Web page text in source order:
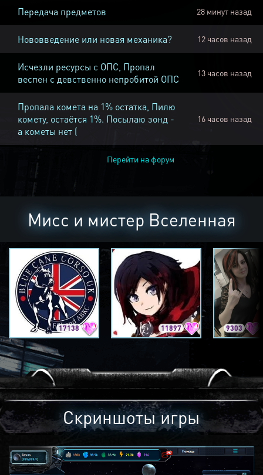
Передача предметов 28 минут назад
Нововведение или новая механика? 12 часов назад
Исчезли ресурсы с ОПС, Пропал
веспен с девственно непробитой ОПС
13 часов назад
Пропала комета на 1% остатка, Пилю
комету, остаётся 1%. Посылаю зонд -
а кометы нет (
16 часов назад
Перейти на форум
Мисс и мистер Вселенная
17138 11897 9303
Скриншоты игры